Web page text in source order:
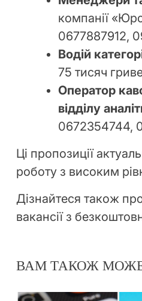
компанії
0677887912,
Водій
75 тисяч
Оператор
відділу
0672354744,
Ці пропозиції
роботу з високим
Дізнайтеся також
вакансії з
ВАМ ТАКОЖ